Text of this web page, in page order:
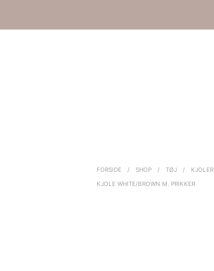
FORSIDE / SHOP / TØJ / KJOLER
KJOLE WHITE/BROWN M. PRIKKER